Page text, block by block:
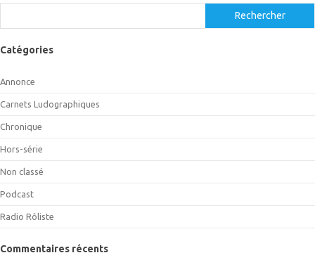
Rechercher
Catégories
Annonce
Carnets Ludographiques
Chronique
Hors-série
Non classé
Podcast
Radio Rôliste
Commentaires récents